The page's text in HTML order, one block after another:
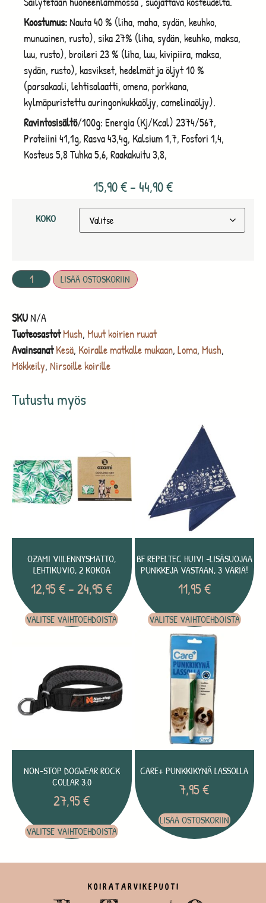
Tutustu myös
OZAMI VIILENNYSMATTO,
LEHTIKUVIO, 2 KOKOA
12,95€– 24,95€
VALITSE VAIHTOEHDOISTA
BF REPELTEC HUIVI -LISÄSUOJAA
PUNKKEJA VASTAAN, 3 VÄRIÄ!
11,95€
VALITSE VAIHTOEHDOISTA
NON-STOP DOGWEAR ROCK
COLLAR 3.0
27,95€
VALITSE VAIHTOEHDOISTA
CARE+ PUNKKIKYNÄ LASSOLLA
7,95€
LISÄÄ OSTOSKORIIN
Koostumus:Nauta 40 % (liha, maha, sydän, keuhko,
munuainen, rusto), sika 27% (liha, sydän, keuhko, maksa,
luu, rusto), broileri 23 % (liha, luu, kivipiira, maksa,
sydän, rusto), kasvikset, hedelmät ja öljyt 10 %
(parsakaali, lehtisalaatti, omena, porkkana,
kylmäpuristettu auringonkukkaöljy, camelinaöljy).
Ravintosisältö/100g: Energia (Kj/Kcal) 2374/567,
Proteiini 41,1g, Rasva 43,4g, Kalsium 1,7, Fosfori 1,4,
Kosteus 5,8 Tuhka 5,6, Raakakuitu 3,8,
15,90€–44,90€
KOKO
LISÄÄ OSTOSKORIIN
SKUN/A
Tuoteosastot Mush, Muut koirien ruuat
Avainsanat Kesä, Koiralle matkalle mukaan, Loma, Mush,
Mökkeily, Nirsoille koirille